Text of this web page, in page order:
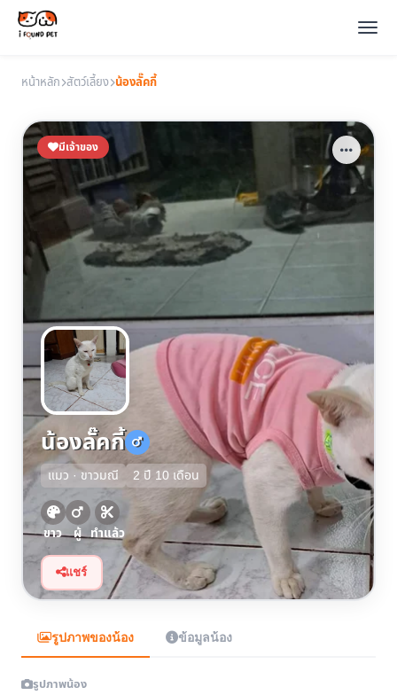
หน้าหลัก สัตว์เลี้ยง น้องลั๊คกี้
มีเจ้าของ
น้องลั๊คกี้
แมว · ขาวมณี 2 ปี 10 เดือน
ขาว ผู้ ทำแล้ว
แชร์
รูปภาพของน้อง ข้อมูลน้อง
รูปภาพน้อง